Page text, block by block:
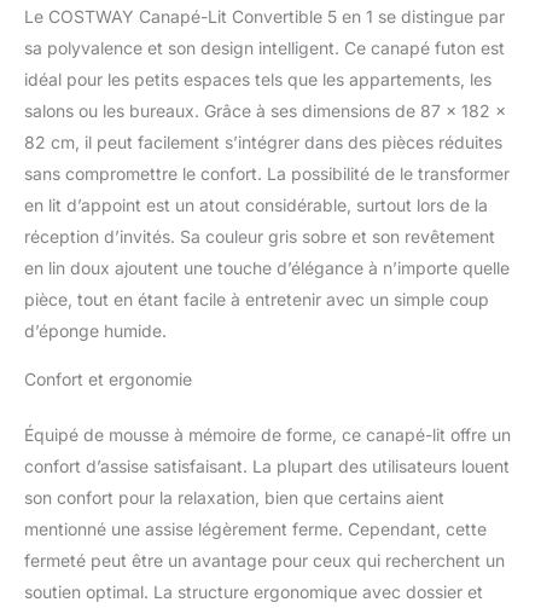
divisé, lit ou chaise
paresseuse au sol. Et les
accoudoirs peuvent
servir d’oreillers.
【Confort Ultime】Ce
canapé-lit est rembourré
de mousse à mémoire de
forme de haute densité
de 6,5 cm d’épaisseur,ce
qui soulagera votre
fatigue grandement. De
plus, recouvert de
convertible est équipé de
6 pieds métalliques
robustes, ce qui lui
permet de supporter une
grande charge jusqu'à
273 kg. De plus, les
patins de protection
Le COSTWAY Canapé-Lit Convertible 5 en 1 se distingue par
sa polyvalence et son design intelligent. Ce canapé futon est
idéal pour les petits espaces tels que les appartements, les
salons ou les bureaux. Grâce à ses dimensions de 87 x 182 x
82 cm, il peut facilement s’intégrer dans des pièces réduites
sans compromettre le confort. La possibilité de le transformer
en lit d’appoint est un atout considérable, surtout lors de la
réception d’invités. Sa couleur gris sobre et son revêtement
en lin doux ajoutent une touche d’élégance à n’importe quelle
pièce, tout en étant facile à entretenir avec un simple coup
d’éponge humide.
Confort et ergonomie
Équipé de mousse à mémoire de forme, ce canapé-lit offre un
confort d’assise satisfaisant. La plupart des utilisateurs louent
son confort pour la relaxation, bien que certains aient
mentionné une assise légèrement ferme. Cependant, cette
fermeté peut être un avantage pour ceux qui recherchent un
soutien optimal. La structure ergonomique avec dossier et